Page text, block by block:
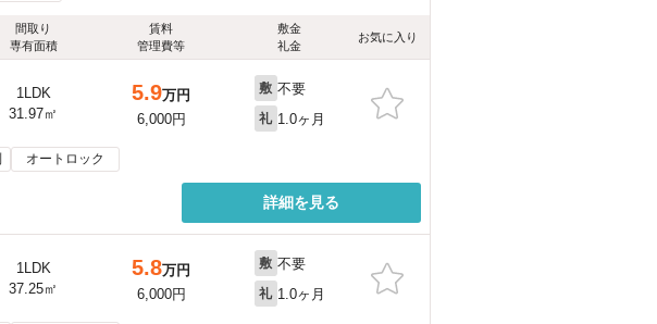
間取り
専有面積
賃料
管理費等
敷金
礼金
お気に入り
1LDK
31.97㎡
5.9万円
6,000円
敷 不要
礼 1.0ヶ月
オートロック
詳細を見る
1LDK
37.25㎡
5.8万円
6,000円
敷 不要
礼 1.0ヶ月